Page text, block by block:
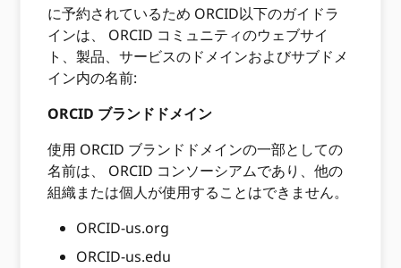
に予約されているため ORCID以下のガイドラ
インは、 ORCID コミュニティのウェブサイ
ト、製品、サービスのドメインおよびサブドメ
イン内の名前:
ORCID ブランドドメイン
使用 ORCID ブランドドメインの一部としての
名前は、 ORCID コンソーシアムであり、他の
組織または個人が使用することはできません。
ORCID-us.org
ORCID-us.edu